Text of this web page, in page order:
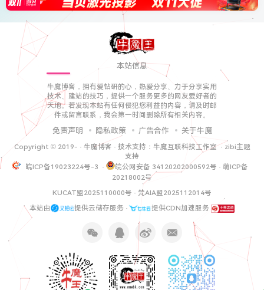
本站信息
牛魔博客，拥有爱钻研的心，热爱分享、力于分享实用
技术、建站的技巧，提供一个服务更多的网友爱好者的
天地。若发现本站有任何侵犯您利益的内容，请及时邮
件或留言联系，我会第一时间删除所有相关内容。
免责声明 隐私政策 广告合作 关于牛魔
Copyright © 2019- · 牛魔博客 · 技术支持： 牛魔互联科技工作室· zibi主题
支持
皖ICP备19023224号-3 · 皖公网安备 34120202000592号 · 萌ICP备
20218002号
KUCAT盟2025110000号 · 梵AIA盟2025112014号
本站由
提供云储存服务 · 提供CDN加速服务